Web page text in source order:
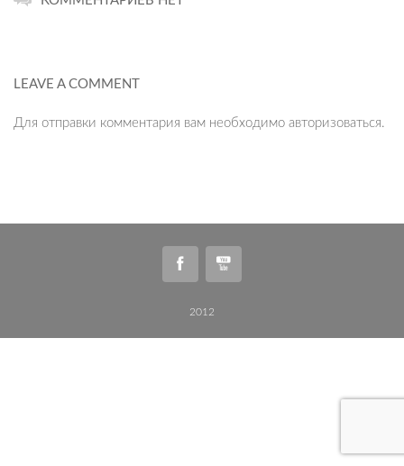
LEAVE A COMMENT
Для отправки комментария вам необходимо авторизоваться.
2012